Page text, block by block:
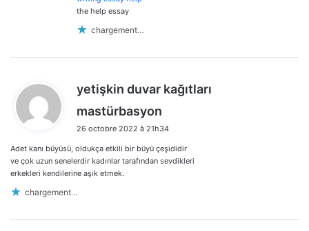
the help essay
chargement…
yetişkin duvar kağıtları
mastürbasyon
t
:
26 octobre 2022 à 21h34
Adet kanı büyüsü, oldukça etkili bir büyü çeşididir
ve çok uzun senelerdir kadınlar tarafından sevdikleri
erkekleri kendilerine aşık etmek.
chargement…